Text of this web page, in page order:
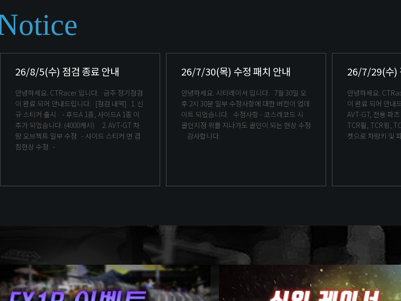
26/8/5(수) 점검 종료 안내
안녕하세요. CTRacer 입니다. 금주 정기점검
이 완료 되어 안내드립니다. [점검 내역] 1. 신
규 스티커 출시 - 후드A 1종, 사이드A 1종 이
추가 되었습니다. (4000캐시) 2. AVT-GT 차
량 오브젝트 일부 수정 - 사이드 스티커 면 겹
침현상 수정 -
26/7/30(목) 수정 패치 안내
안녕하세요. 시티레이서 입니다. 7월 30일 오
후 2시 30분 일부 수정사항에 대한 버전이 업데
이트 되었습니다. 수정사항 - 코스레코드 시
골인지점 위를 지나가도 골인이 되는 현상 수정
감사합니다.
26/7/29(수)
안녕하세요. CTRacer 입니다. 금주 정기점검
이 완료 되어 안내드립니다.
AVT-GT, 전용 파츠 출시 - R클래
TCR휠, TCR윙, TCR후드